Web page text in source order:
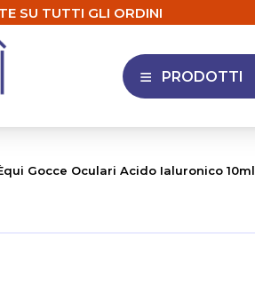
SU TUTTI GLI ORDINI
APRI MENU
PRODOTTI
Gocce Oculari Acido Ialuronico 10ml